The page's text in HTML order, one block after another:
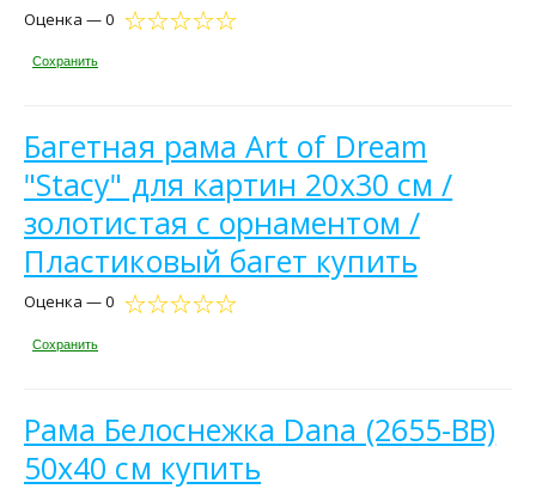
Оценка — 0
Сохранить
Багетная рама Art of Dream
"Stacy" для картин 20х30 см /
золотистая с орнаментом /
Пластиковый багет купить
Оценка — 0
Сохранить
Рама Белоснежка Dana (2655-BB)
50x40 см купить